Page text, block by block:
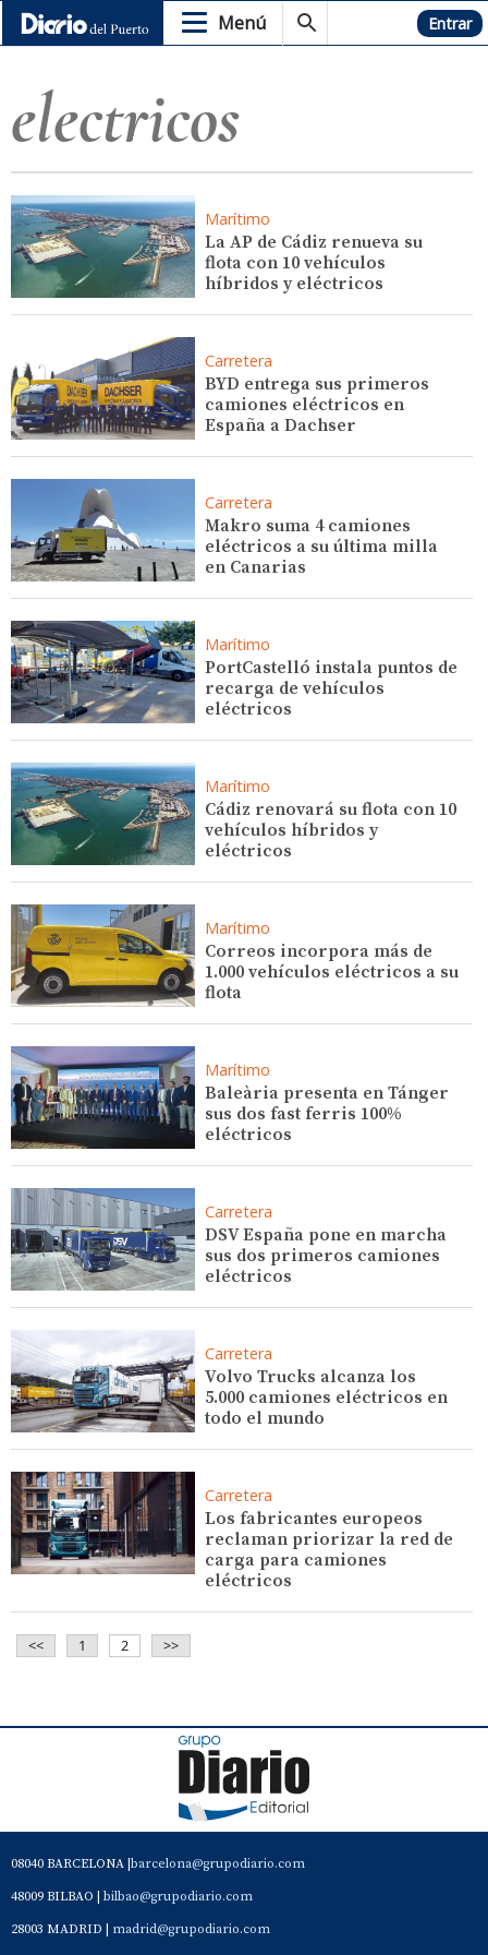
Menú Hemeroteca Entrar
electricos
Marítimo
La AP de Cádiz renueva su
flota con 10 vehículos
híbridos y eléctricos
Carretera
BYD entrega sus primeros
camiones eléctricos en
España a Dachser
Carretera
Makro suma 4 camiones
eléctricos a su última milla
en Canarias
Marítimo
PortCastelló instala puntos de
recarga de vehículos
eléctricos
Marítimo
Cádiz renovará su flota con 10
vehículos híbridos y
eléctricos
Marítimo
Correos incorpora más de
1.000 vehículos eléctricos a su
flota
Marítimo
Baleària presenta en Tánger
sus dos fast ferris 100%
eléctricos
Carretera
DSV España pone en marcha
sus dos primeros camiones
eléctricos
Carretera
Volvo Trucks alcanza los
5.000 camiones eléctricos en
todo el mundo
Carretera
Los fabricantes europeos
reclaman priorizar la red de
carga para camiones
eléctricos
<< 1 2 >>
08040 BARCELONA | barcelona@grupodiario.com
48009 BILBAO | bilbao@grupodiario.com
28003 MADRID | madrid@grupodiario.com